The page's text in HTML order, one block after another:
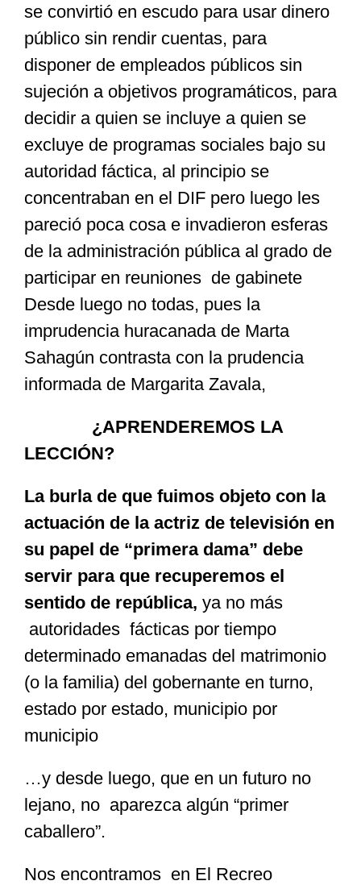
se convirtió en escudo para usar dinero
público sin rendir cuentas, para
disponer de empleados públicos sin
sujeción a objetivos programáticos, para
decidir a quien se incluye a quien se
excluye de programas sociales bajo su
autoridad fáctica, al principio se
concentraban en el DIF pero luego les
pareció poca cosa e invadieron esferas
de la administración pública al grado de
participar en reuniones de gabinete
Desde luego no todas, pues la
imprudencia huracanada de Marta
Sahagún contrasta con la prudencia
informada de Margarita Zavala,
¿APRENDEREMOS LA
LECCIÓN?
La burla de que fuimos objeto con la
actuación de la actriz de televisión en
su papel de “primera dama” debe
servir para que recuperemos el
sentido de república, ya no más
autoridades fácticas por tiempo
determinado emanadas del matrimonio
(o la familia) del gobernante en turno,
estado por estado, municipio por
municipio
…y desde luego, que en un futuro no
lejano, no aparezca algún “primer
caballero”.
Nos encontramos en El Recreo